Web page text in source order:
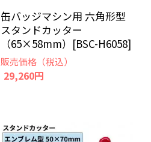
缶バッジマシン用 六角形型
スタンドカッター
（65×58mm）[BSC-H6058]
販売価格（税込）
29,260円